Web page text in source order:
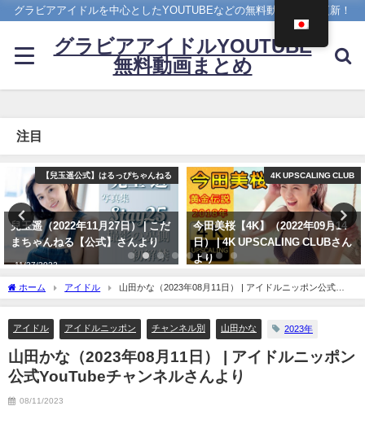
グラビアアイドルを中心としたYOUTUBEなどの無料動画を日々更新！
グラビアアイドルYOUTUBE
無料動画まとめ
注目
4K UPSCALING CLUB
今田美桜【4K】（2022年09月14
日） | 4K UPSCALING CLUBさん
より
アイドルニッポン
久松郁実 いくみんのスポコス“I
LOVE SPORTS！” （2018年03月
14日） | アイドルニッポン公式
YouTubeチャンネルさんより
ホーム アイドル
山田かな（2023年08月11日） | アイドルニッポン公式
YouTubeチャンネルさんより
アイドル アイドルニッポン チャンネル別 山田かな 2023年
山田かな（2023年08月11日） | アイドルニッポン
公式YouTubeチャンネルさんより
08/11/2023